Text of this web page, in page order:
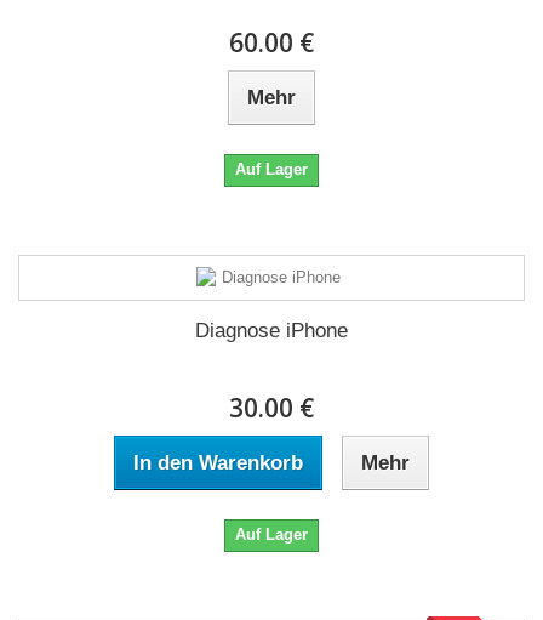
60.00 €
Mehr
Auf Lager
Diagnose iPhone
30.00 €
In den Warenkorb Mehr
Auf Lager